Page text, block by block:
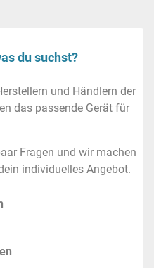
du suchst?
und Händlern der
das passende Gerät für
Fragen und wir machen
individuelles Angebot.